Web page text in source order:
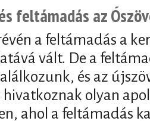
feltámadás az
a feltámadás a
vált. De a
és az
hivatkoznak olyan
ahol a feltámadás